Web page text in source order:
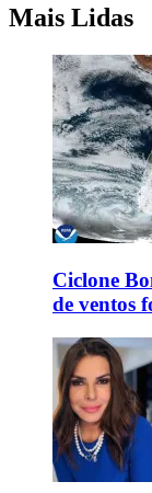
Mais Lidas
Ciclone
de ventos